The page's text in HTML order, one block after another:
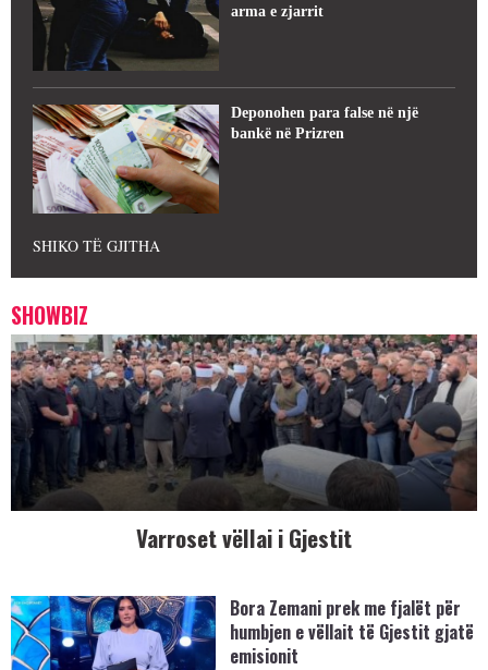
arma e zjarrit
Deponohen para false në një
bankë në Prizren
SHIKO TË GJITHA
SHOWBIZ
Varroset vëllai i Gjestit
Bora Zemani prek me fjalët për
humbjen e vëllait të Gjestit gjatë
emisionit